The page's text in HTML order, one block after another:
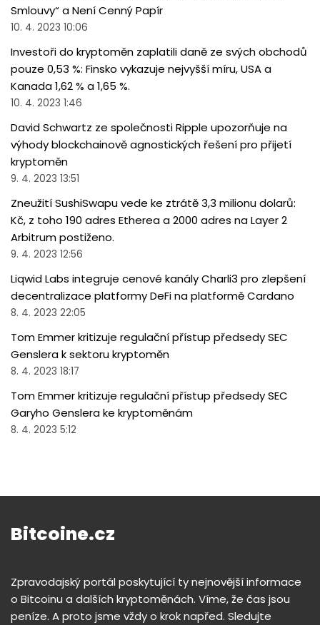
Smlouvy“ a Není Cenný Papír
10. 4. 2023 10:06
Investoři do kryptoměn zaplatili daně ze svých obchodů
pouze 0,53 %: Finsko vykazuje nejvyšší míru, USA a
Kanada 1,62 % a 1,65 %.
10. 4. 2023 1:46
David Schwartz ze společnosti Ripple upozorňuje na
výhody blockchainově agnostických řešení pro přijetí
kryptoměn
9. 4. 2023 13:51
Zneužití SushiSwapu vede ke ztrátě 3,3 milionu dolarů:
Kč, z toho 190 adres Etherea a 2000 adres na Layer 2
Arbitrum postiženo.
9. 4. 2023 12:56
Liqwid Labs integruje cenové kanály Charli3 pro zlepšení
decentralizace platformy DeFi na platformě Cardano
8. 4. 2023 22:05
Tom Emmer kritizuje regulační přístup předsedy SEC
Genslera k sektoru kryptoměn
8. 4. 2023 18:17
Tom Emmer kritizuje regulační přístup předsedy SEC
Garyho Genslera ke kryptoměnám
8. 4. 2023 5:12
Bitcoine.cz
Zpravodajský portál poskytující ty nejnovější informace
o Bitcoinu a dalších kryptoměnách. Víme, že čas jsou
peníze. A proto jsme vždy o krok napřed. Sledujte